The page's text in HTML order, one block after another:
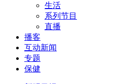
生活
系列节目
直播
播客
互动新闻
专题
保健